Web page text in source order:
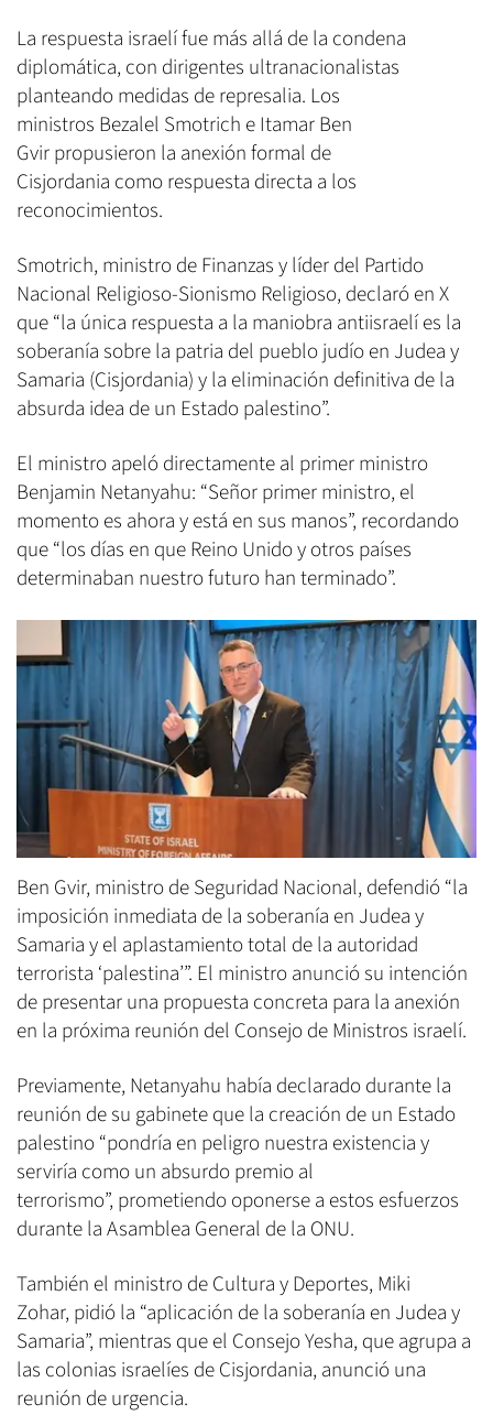
La respuesta israelí fue más allá de la condena
diplomática, con dirigentes ultranacionalistas
planteando medidas de represalia. Los
ministros Bezalel Smotrich e Itamar Ben
Gvir propusieron la anexión formal de
Cisjordania como respuesta directa a los
reconocimientos.
Smotrich, ministro de Finanzas y líder del Partido
Nacional Religioso-Sionismo Religioso, declaró en X
que “la única respuesta a la maniobra antiisraelí es la
soberanía sobre la patria del pueblo judío en Judea y
Samaria (Cisjordania) y la eliminación definitiva de la
absurda idea de un Estado palestino”.
El ministro apeló directamente al primer ministro
Benjamin Netanyahu: “Señor primer ministro, el
momento es ahora y está en sus manos”, recordando
que “los días en que Reino Unido y otros países
determinaban nuestro futuro han terminado”.
Ben Gvir, ministro de Seguridad Nacional, defendió “la
imposición inmediata de la soberanía en Judea y
Samaria y el aplastamiento total de la autoridad
terrorista ‘palestina’”. El ministro anunció su intención
de presentar una propuesta concreta para la anexión
en la próxima reunión del Consejo de Ministros israelí.
Previamente, Netanyahu había declarado durante la
reunión de su gabinete que la creación de un Estado
palestino “pondría en peligro nuestra existencia y
serviría como un absurdo premio al
terrorismo”, prometiendo oponerse a estos esfuerzos
durante la Asamblea General de la ONU.
También el ministro de Cultura y Deportes, Miki
Zohar, pidió la “aplicación de la soberanía en Judea y
Samaria”, mientras que el Consejo Yesha, que agrupa a
las colonias israelíes de Cisjordania, anunció una
reunión de urgencia.